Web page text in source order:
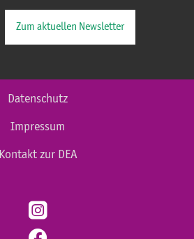
Zum aktuellen Newsletter
Datenschutz
Impressum
Kontakt zur DEA